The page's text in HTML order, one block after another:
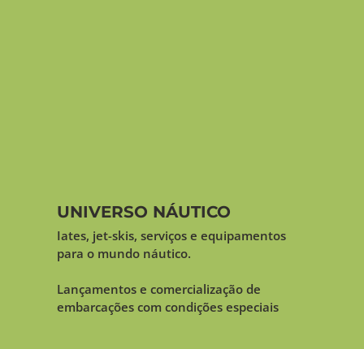
UNIVERSO NÁUTICO
Iates, jet-skis, serviços e equipamentos
para o mundo náutico.
Lançamentos e comercialização de
embarcações com condições especiais